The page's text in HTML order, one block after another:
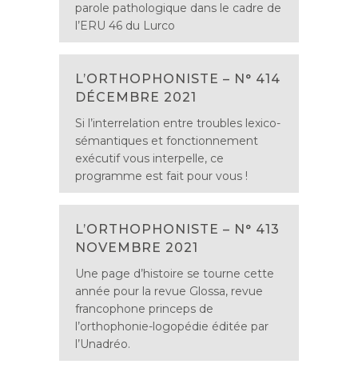
parole pathologique dans le cadre de
l’ERU 46 du Lurco
L’ORTHOPHONISTE – N° 414
DÉCEMBRE 2021
Si l’interrelation entre troubles lexico-
sémantiques et fonctionnement
exécutif vous interpelle, ce
programme est fait pour vous !
L’ORTHOPHONISTE – N° 413
NOVEMBRE 2021
Une page d’histoire se tourne cette
année pour la revue Glossa, revue
francophone princeps de
l’orthophonie-logopédie éditée par
l’Unadréo.